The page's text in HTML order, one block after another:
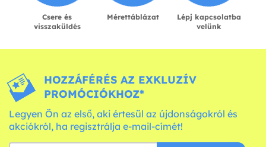
Csere és
visszaküldés
Mérettáblázat
Lépj kapcsolatba
velünk
HOZZÁFÉRÉS AZ EXKLUZÍV
PROMÓCIÓKHOZ*
Legyen Ön az első, aki értesül az újdonságokról és
akciókról, ha regisztrálja e-mail-címét!